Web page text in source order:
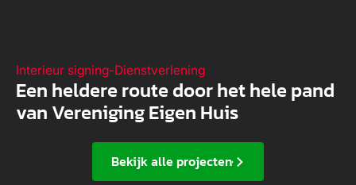
Interieur signing-Dienstverlening
Een heldere route door het hele pand
van Vereniging Eigen Huis
Bekijk alle projecten